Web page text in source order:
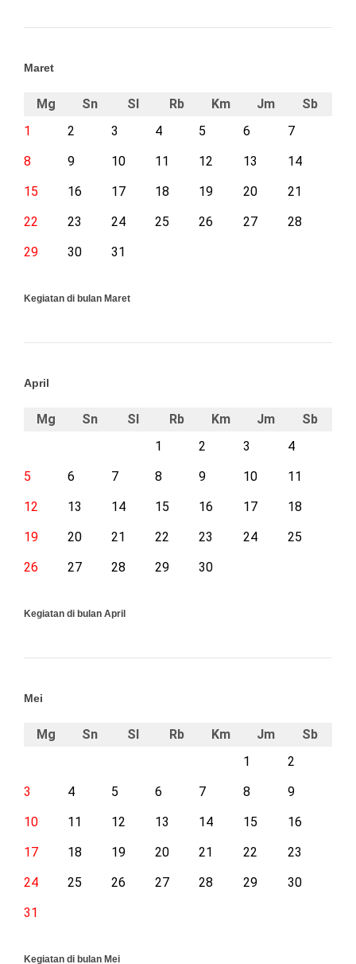
Maret
Mg Sn Sl Rb Km Jm
Sb
1
2 3 4 5 6
7
8
9 10 11 12 13
14
15
16 17 18 19 20
21
22
23 24 25 26 27
28
29
30 31
Kegiatan di bulan Maret
April
Mg Sn Sl Rb Km Jm
Sb
1
2 3
4
5
6 7 8 9 10
11
12
13 14 15 16 17
18
19
20 21 22 23 24
25
26
27 28 29 30
Kegiatan di bulan April
Mei
Mg Sn Sl Rb Km Jm
Sb
1
2
3
4 5 6 7 8
9
10
11 12 13 14 15
16
17
18 19 20 21 22
23
24
25 26 27 28 29
30
31
Kegiatan di bulan Mei